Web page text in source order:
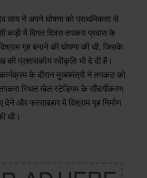
साय ने अपने घोषणा को प्राथमिकता से
कड़ी में विगत दिवस तपकरा प्रवास के
गृह बनाने की घोषणा की थी, जिसके
की प्रशासकीय स्वीकृति भी दे दी हैं।
के दौरान मुख्यमंत्री ने तपकरा को
स्थित खेल स्टेडियम के सौंदर्यीकरण
और फरसाबहार में विश्राम गृह निर्माण
थी।